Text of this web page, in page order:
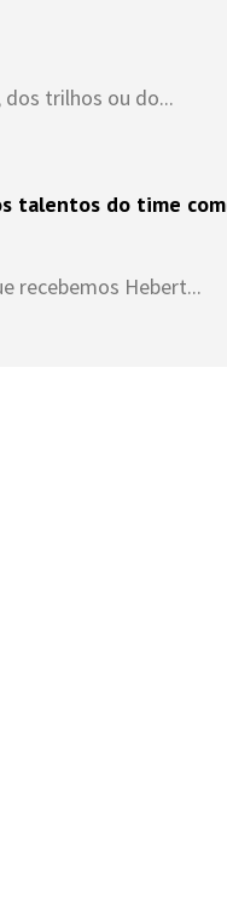
trilhos ou do...
talentos do time
recebemos Hebert...